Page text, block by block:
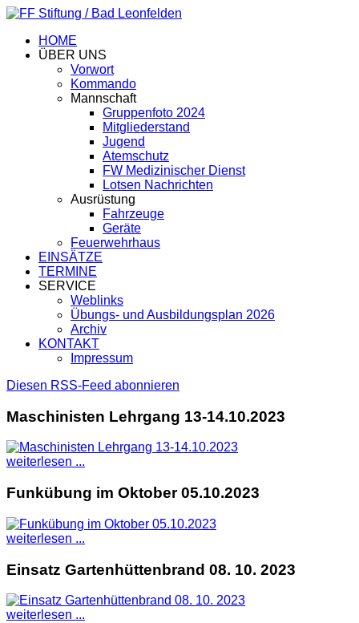
HOME
ÜBER UNS
Vorwort
Kommando
Mannschaft
Gruppenfoto 2024
Mitgliederstand
Jugend
Atemschutz
FW Medizinischer Dienst
Lotsen Nachrichten
Ausrüstung
Fahrzeuge
Geräte
Feuerwehrhaus
EINSÄTZE
TERMINE
SERVICE
Weblinks
Übungs- und Ausbildungsplan 2026
Archiv
KONTAKT
Impressum
Diesen RSS-Feed abonnieren
Maschinisten Lehrgang 13-14.10.2023
weiterlesen ...
Funkübung im Oktober 05.10.2023
weiterlesen ...
Einsatz Gartenhüttenbrand 08. 10. 2023
weiterlesen ...